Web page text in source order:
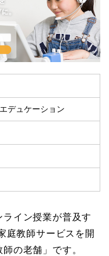
デュケーション
イン授業が普及す
庭教師サービスを開
の老舗」です。